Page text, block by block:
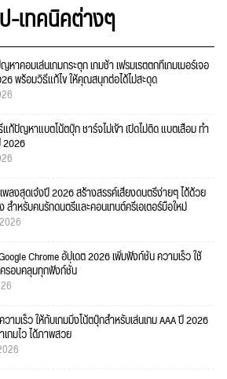
-เทคนิคต่างๆ
หาคอมเล่นเกมกระตุก เกมช้า เฟรมเรตตกที่เกมเมอร์เจอ
พร้อมวิธีแก้ไข ให้คุณสนุกต่อได้ไม่สะดุด
ก้ปัญหาแบตโน้ตบุ๊ก ชาร์จไม่เข้า เปิดไม่ติด แบตเสื่อม ทำ
2026
พลงสุดเจ๋งปี 2026 สร้างสรรค์เสียงดนตรีง่ายๆ ได้ด้วย
สำหรับคนรักดนตรีและคอนเทนต์ครีเอเตอร์มือใหม่
Chrome อัปเดต 2026 เพิ่มฟังก์ชั่น ความเร็ว ใช้
รอบคลุมทุกฟังก์ชั่น
ามเร็ว ให้กับเกมมิ่งโน้ตบุ๊กสำหรับเล่นเกม AAA ปี 2026
เกมไว ได้ภาพสวย